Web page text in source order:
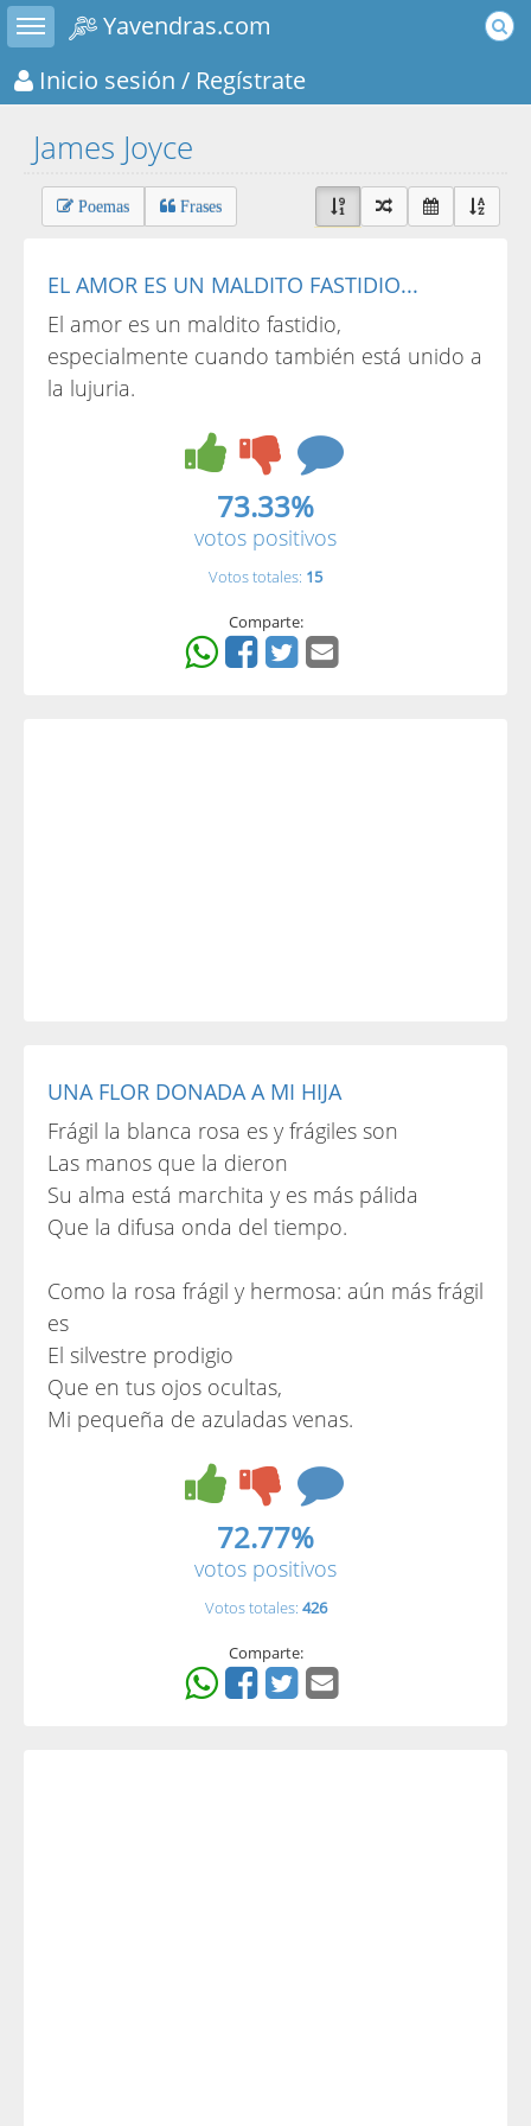
Toggle sidebar
Yavendras.com
Inicio sesión / Regístrate
James Joyce
Poemas Frases
EL AMOR ES UN MALDITO FASTIDIO...
El amor es un maldito fastidio,
especialmente cuando también está unido a
la lujuria.
73.33%
votos positivos
Votos totales: 15
Comparte:
UNA FLOR DONADA A MI HIJA
Frágil la blanca rosa es y frágiles son
Las manos que la dieron
Su alma está marchita y es más pálida
Que la difusa onda del tiempo.
Como la rosa frágil y hermosa: aún más frágil
es
El silvestre prodigio
Que en tus ojos ocultas,
Mi pequeña de azuladas venas.
72.77%
votos positivos
Votos totales: 426
Comparte: